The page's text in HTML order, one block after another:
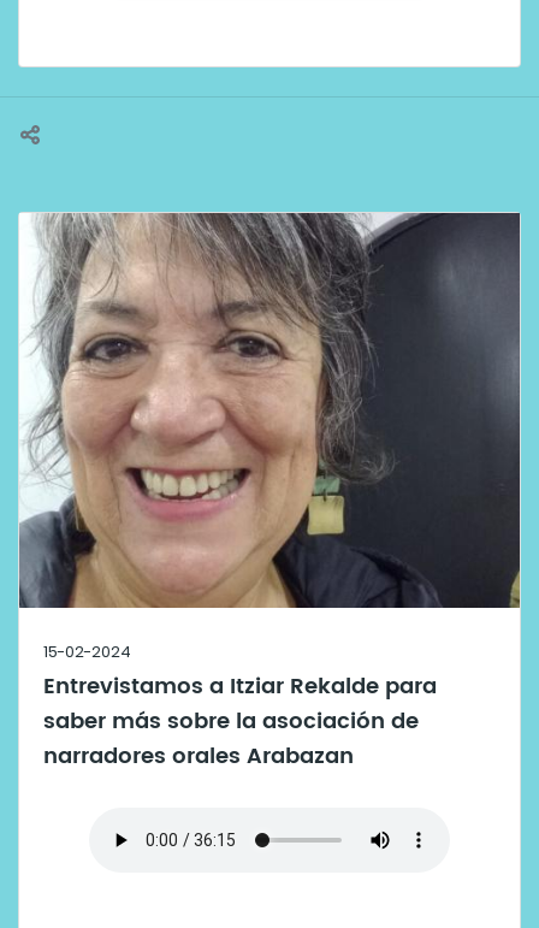
15-02-2024
Entrevistamos a Itziar Rekalde para
saber más sobre la asociación de
narradores orales Arabazan